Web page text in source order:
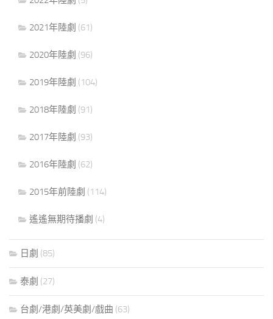
2021年陸劇 (61)
2020年陸劇 (96)
2019年陸劇 (104)
2018年陸劇 (91)
2017年陸劇 (93)
2016年陸劇 (62)
2015年前陸劇 (114)
遙遙無期待播劇 (4)
日劇 (85)
泰劇 (27)
台劇/港劇/英美劇/戲曲 (63)